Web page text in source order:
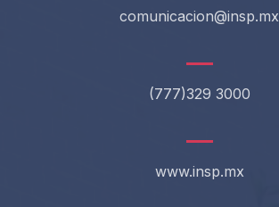
comunicacion@insp.mx
(777)329 3000
www.insp.mx